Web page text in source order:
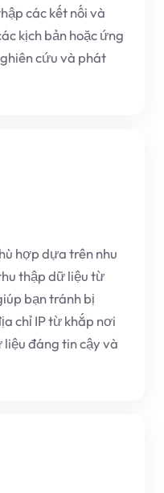
các kết nối và
kịch bản hoặc ứng
cứu và phát
hợp dựa trên nhu
thập dữ liệu từ
bạn tránh bị
chỉ IP từ khắp nơi
đáng tin cậy và